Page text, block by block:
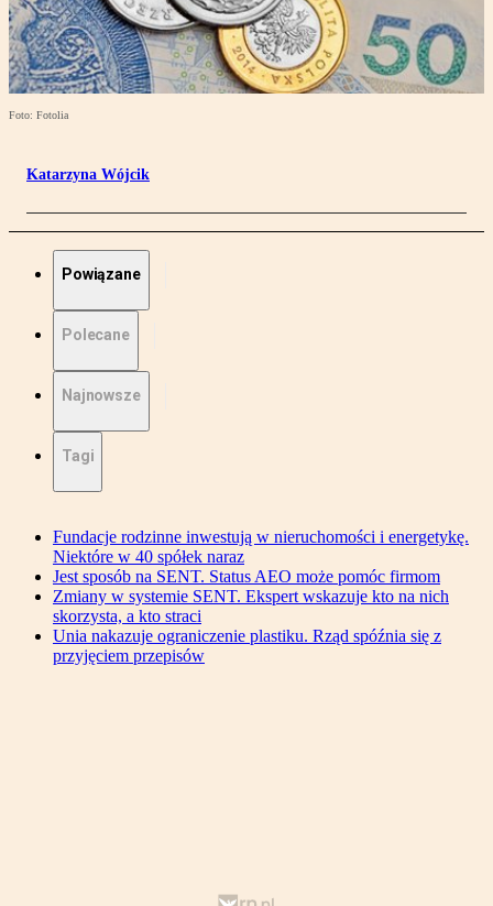
Foto: Fotolia
Katarzyna Wójcik
Powiązane
Polecane
Najnowsze
Tagi
Fundacje rodzinne inwestują w nieruchomości i energetykę.
Niektóre w 40 spółek naraz
Jest sposób na SENT. Status AEO może pomóc firmom
Zmiany w systemie SENT. Ekspert wskazuje kto na nich
skorzysta, a kto straci
Unia nakazuje ograniczenie plastiku. Rząd spóźnia się z
przyjęciem przepisów